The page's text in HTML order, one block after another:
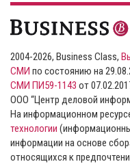
2004-2026, Business Class,
СМИ по состоянию на
СМИ ПИ59-1143 от
ООО “Центр деловой
На информационном
технологии
информации на основе
относящихся к